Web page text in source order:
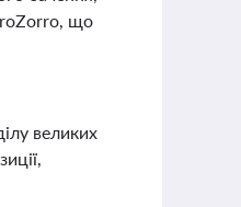
що
великих